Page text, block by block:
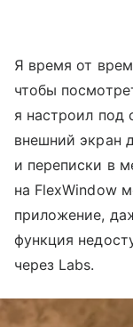
Я время от
чтобы
я настроил под
внешний экран
и переписки в
на FlexWindow
приложение,
функция
через Labs.